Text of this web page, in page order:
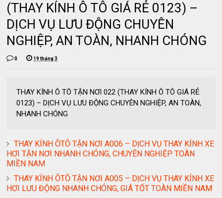
(THAY KÍNH Ô TÔ GIÁ RẺ 0123) –
DỊCH VỤ LƯU ĐỘNG CHUYÊN
NGHIỆP, AN TOÀN, NHANH CHÓNG
0 19 tháng 3
THAY KÍNH Ô TÔ TẬN NƠI 022 (THAY KÍNH Ô TÔ GIÁ RẺ
0123) – DỊCH VỤ LƯU ĐỘNG CHUYÊN NGHIỆP, AN TOÀN,
NHANH CHÓNG
THAY KÍNH ÔTÔ TẬN NƠI A006 – DỊCH VỤ THAY KÍNH XE
HƠI TẬN NƠI NHANH CHÓNG, CHUYÊN NGHIỆP TOÀN
MIỀN NAM
THAY KÍNH ÔTÔ TẬN NƠI A005 – DỊCH VỤ THAY KÍNH XE
HƠI LƯU ĐỘNG NHANH CHÓNG, GIÁ TỐT TOÀN MIỀN NAM